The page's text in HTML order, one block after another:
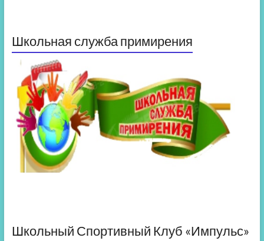
Школьная служба примирения
Школьный Спортивный Клуб «Импульс»